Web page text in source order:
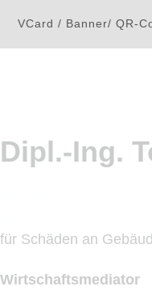
Dipl.-Ing.
für Schäden an
Wirtschaftsmediator